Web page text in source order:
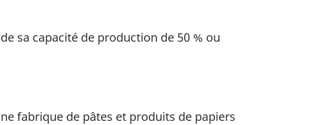
sa capacité de production de 50 % ou
fabrique de pâtes et produits de papiers